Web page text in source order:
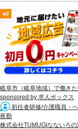
ad
岐阜市（岐阜地域）で働き
sponsored by 求人ボックス
初任者研修/介護職員・
夜勤
株式会社TUMUGIなないろ